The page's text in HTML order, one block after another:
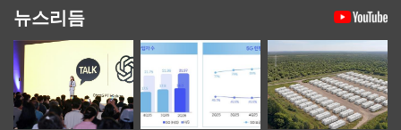
뉴스리듬